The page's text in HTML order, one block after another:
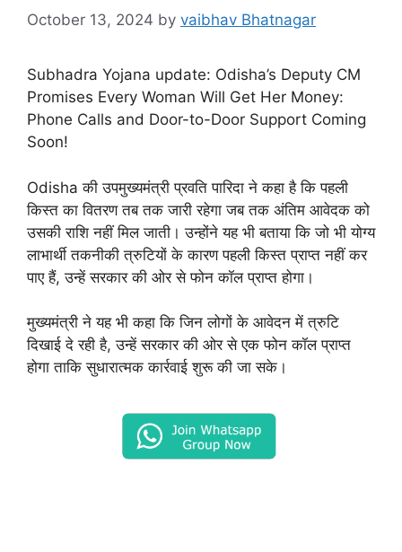
October 13, 2024 by vaibhav Bhatnagar
Subhadra Yojana update: Odisha’s Deputy CM
Promises Every Woman Will Get Her Money:
Phone Calls and Door-to-Door Support Coming
Soon!
Odisha की उपमुख्यमंत्री प्रवति पारिदा ने कहा है कि पहली
किस्त का वितरण तब तक जारी रहेगा जब तक अंतिम आवेदक को
उसकी राशि नहीं मिल जाती। उन्होंने यह भी बताया कि जो भी योग्य
लाभार्थी तकनीकी त्रुटियों के कारण पहली किस्त प्राप्त नहीं कर
पाए हैं, उन्हें सरकार की ओर से फोन कॉल प्राप्त होगा।
मुख्यमंत्री ने यह भी कहा कि जिन लोगों के आवेदन में त्रुटि
दिखाई दे रही है, उन्हें सरकार की ओर से एक फोन कॉल प्राप्त
होगा ताकि सुधारात्मक कार्रवाई शुरू की जा सके।